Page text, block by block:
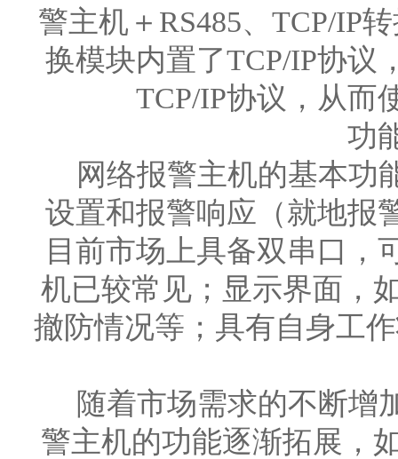
警主机＋RS485、TCP/IP
换模块内置了TCP/IP协议
TCP/IP协议，从而
功
网络报警主机的基本功
设置和报警响应（就地报
目前市场上具备双串口，
机已较常见；显示界面，
撤防情况等；具有自身工
随着市场需求的不断增
警主机的功能逐渐拓展，